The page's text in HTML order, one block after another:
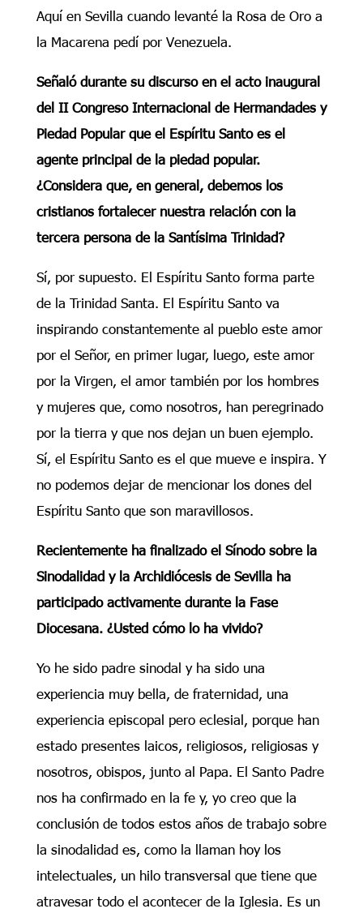
Aquí en Sevilla cuando levanté la Rosa de Oro a
la Macarena pedí por Venezuela.
Señaló durante su discurso en el acto inaugural
del II Congreso Internacional de Hermandades y
Piedad Popular que el Espíritu Santo es el
agente principal de la piedad popular.
¿Considera que, en general, debemos los
cristianos fortalecer nuestra relación con la
tercera persona de la Santísima Trinidad?
Sí, por supuesto. El Espíritu Santo forma parte
de la Trinidad Santa. El Espíritu Santo va
inspirando constantemente al pueblo este amor
por el Señor, en primer lugar, luego, este amor
por la Virgen, el amor también por los hombres
y mujeres que, como nosotros, han peregrinado
por la tierra y que nos dejan un buen ejemplo.
Sí, el Espíritu Santo es el que mueve e inspira. Y
no podemos dejar de mencionar los dones del
Espíritu Santo que son maravillosos.
Recientemente ha finalizado el Sínodo sobre la
Sinodalidad y la Archidiócesis de Sevilla ha
participado activamente durante la Fase
Diocesana. ¿Usted cómo lo ha vivido?
Yo he sido padre sinodal y ha sido una
experiencia muy bella, de fraternidad, una
experiencia episcopal pero eclesial, porque han
estado presentes laicos, religiosos, religiosas y
nosotros, obispos, junto al Papa. El Santo Padre
nos ha confirmado en la fe y, yo creo que la
conclusión de todos estos años de trabajo sobre
la sinodalidad es, como la llaman hoy los
intelectuales, un hilo transversal que tiene que
atravesar todo el acontecer de la Iglesia. Es un